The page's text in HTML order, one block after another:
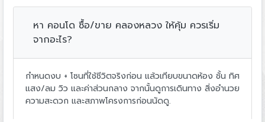
หา คอนโด ซื้อ/ขาย คลองหลวง ให้คุ้ม ควรเริ่ม
จากอะไร?
กำหนดงบ + โซนที่ใช้ชีวิตจริงก่อน แล้วเทียบขนาดห้อง ชั้น ทิศ
แสง/ลม วิว และค่าส่วนกลาง จากนั้นดูการเดินทาง สิ่งอำนวย
ความสะดวก และสภาพโครงการก่อนนัดดู.